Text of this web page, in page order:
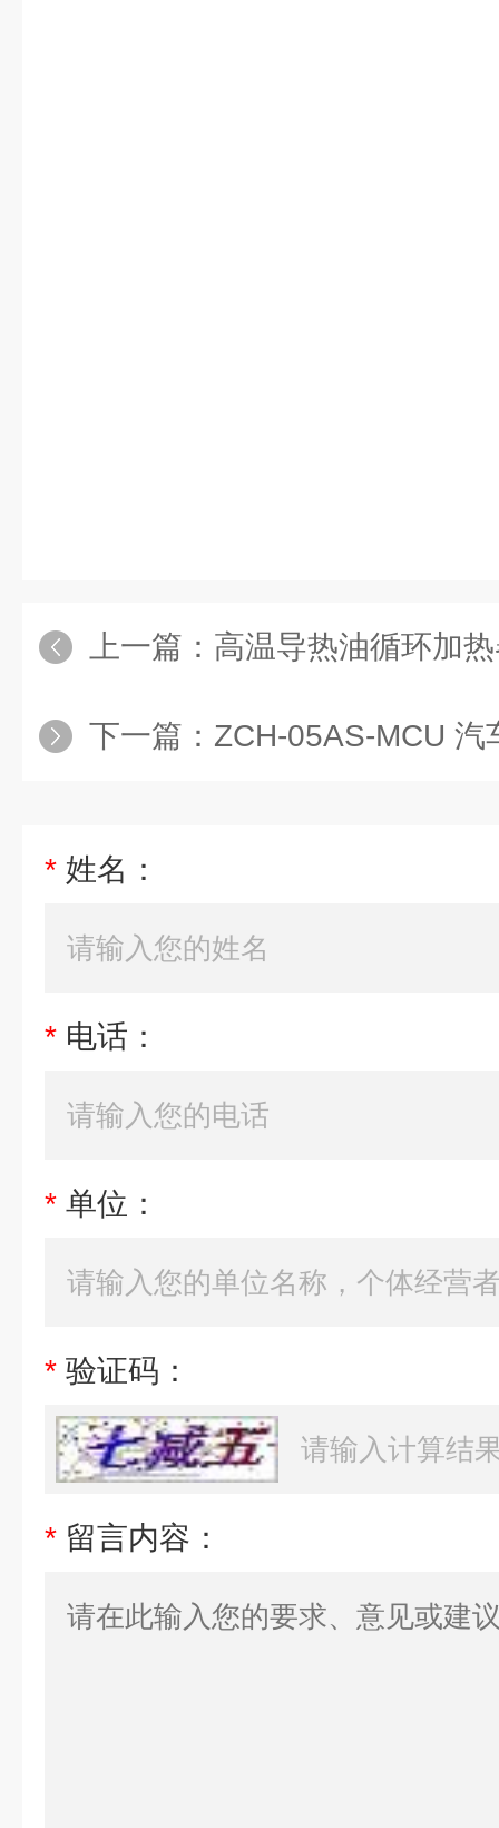
上一篇： 高温导热油循环加
下一篇： ZCH-05AS-MCU 汽车
* 姓名：
* 电话：
* 单位：
* 验证码：
* 留言内容：